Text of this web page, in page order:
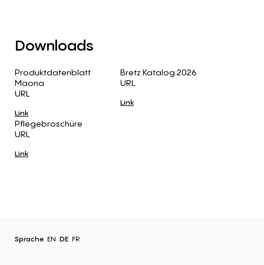
Downloads
Produktdatenblatt
Maona
URL
Link
Bretz Katalog 2026
URL
Link
Pflegebroschüre
URL
Link
Sprache EN DE FR